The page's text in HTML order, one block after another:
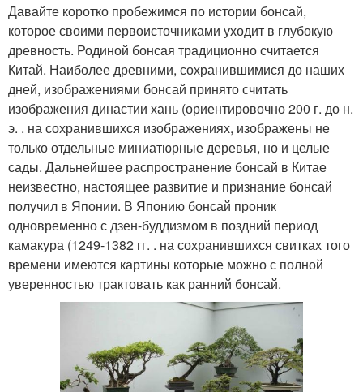
Давайте коротко пробежимся по истории бонсай,
которое своими первоисточниками уходит в глубокую
древность. Родиной бонсая традиционно считается
Китай. Наиболее древними, сохранившимися до наших
дней, изображениями бонсай принято считать
изображения династии хань (ориентировочно 200 г. до н.
э. . на сохранившихся изображениях, изображены не
только отдельные миниатюрные деревья, но и целые
сады. Дальнейшее распространение бонсай в Китае
неизвестно, настоящее развитие и признание бонсай
получил в Японии. В Японию бонсай проник
одновременно с дзен-буддизмом в поздний период
камакура (1249-1382 гг. . на сохранившихся свитках того
времени имеются картины которые можно с полной
уверенностью трактовать как ранний бонсай.